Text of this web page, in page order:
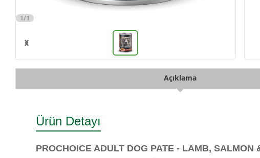
1/1
Açıklama
Ürün Detayı
PROCHOICE ADULT DOG PATE - LAMB, SALMON